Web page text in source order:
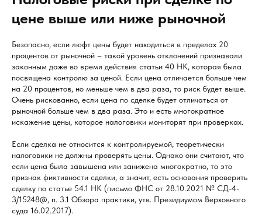
цене выше или ниже рыночной
Безопасно, если люфт цены будет находиться в пределах 20
процентов от рыночной – такой уровень отклонений признавали
законным даже во время действия статьи 40 НК, которая была
посвящена контролю за ценой. Если цена отличается больше чем
на 20 процентов, но меньше чем в два раза, то риск будет выше.
Очень рискованно, если цена по сделке будет отличаться от
рыночной больше чем в два раза. Это и есть многократное
искажение цены, которое налоговики мониторят при проверках.
Если сделка не относится к контролируемой, теоретически
налоговики не должны проверять цены. Однако они считают, что
если цена была завышена или занижена многократно, то это
признак фиктивности сделки, а значит, есть основания проверить
сделку по статье 54.1 НК (письмо ФНС от 28.10.2021 № СД-4-
3/15248@, п. 3.1 Обзора практики, утв. Президиумом Верховного
суда 16.02.2017).